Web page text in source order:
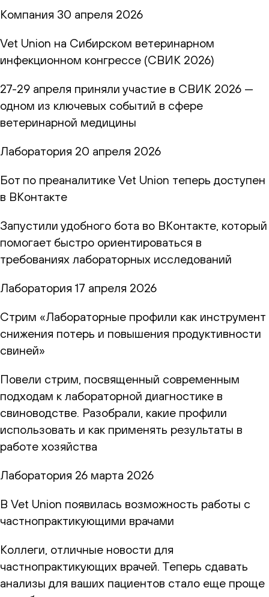
Компания 30 апреля 2026
Vet Union на Сибирском ветеринарном
инфекционном конгрессе (СВИК 2026)
27-29 апреля приняли участие в СВИК 2026 —
одном из ключевых событий в сфере
ветеринарной медицины
Лаборатория 20 апреля 2026
Бот по преаналитике Vet Union теперь доступен
в ВКонтакте
Запустили удобного бота во ВКонтакте, который
помогает быстро ориентироваться в
требованиях лабораторных исследований
Лаборатория 17 апреля 2026
Стрим «Лабораторные профили как инструмент
снижения потерь и повышения продуктивности
свиней»
Повели стрим, посвященный современным
подходам к лабораторной диагностике в
свиноводстве. Разобрали, какие профили
использовать и как применять результаты в
работе хозяйства
Лаборатория 26 марта 2026
В Vet Union появилась возможность работы с
частнопрактикующими врачами
Коллеги, отличные новости для
частнопрактикующих врачей. Теперь сдавать
анализы для ваших пациентов стало еще проще